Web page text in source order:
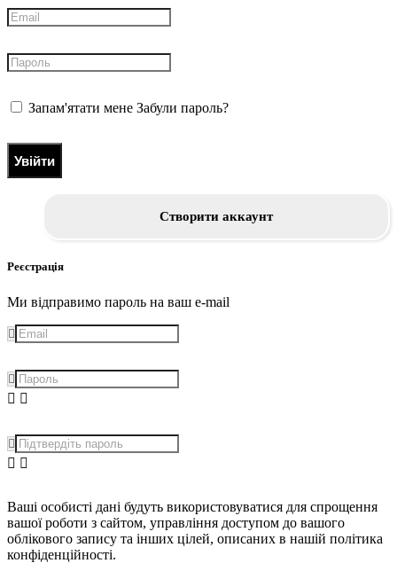
Запам'ятати мене Забули пароль?
Увійти
Створити аккаунт
Реєстрація
Ми відправимо пароль на ваш e-mail
Ваші особисті дані будуть використовуватися для спрощення
вашої роботи з сайтом, управління доступом до вашого
облікового запису та інших цілей, описаних в нашій політика
конфіденційності.